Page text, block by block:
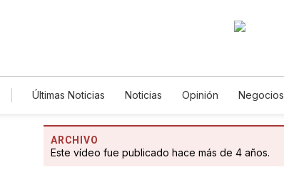
Últimas Noticias Noticias Opinión Negocios
ARCHIVO
Este vídeo fue publicado hace más de 4 años.